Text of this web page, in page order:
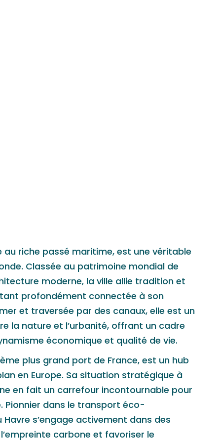
au riche passé maritime, est une véritable
Classée au patrimoine mondial de
moderne, la ville allie tradition et
profondément connectée à son
et traversée par des canaux, elle est un
la nature et l’urbanité, offrant un cadre
économique et qualité de vie.
plus grand port de France, est un hub
en Europe. Sa situation stratégique à
en fait un carrefour incontournable pour
Pionnier dans le transport éco-
s’engage activement dans des
carbone et favoriser le